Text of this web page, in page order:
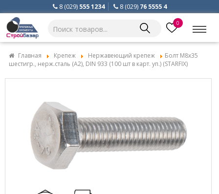
8 (029) 555 1234 8 (029) 76 5555 4
0
Главная Крепеж Нержавеющий крепеж
Болт М8х35
шестигр., нерж.сталь (А2), DIN 933 (100 шт в карт. уп.) (STARFIX)